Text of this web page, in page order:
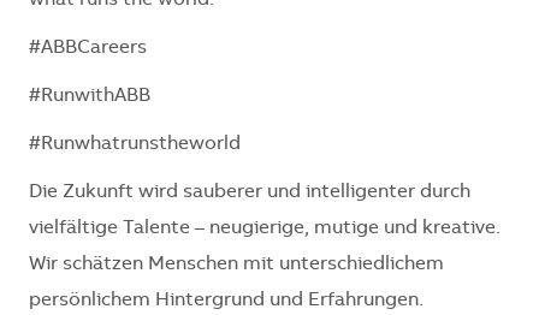
#ABBCareers
#RunwithABB
#Runwhatrunstheworld
Die Zukunft wird sauberer und intelligenter durch
vielfältige Talente – neugierige, mutige und kreative.
Wir schätzen Menschen mit unterschiedlichem
persönlichem Hintergrund und Erfahrungen.